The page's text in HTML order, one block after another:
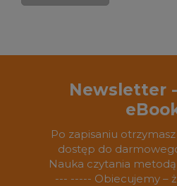
Newsletter
Po zapisaniu
dostęp do
Nauka czytania
--- ----- Obiecujemy –